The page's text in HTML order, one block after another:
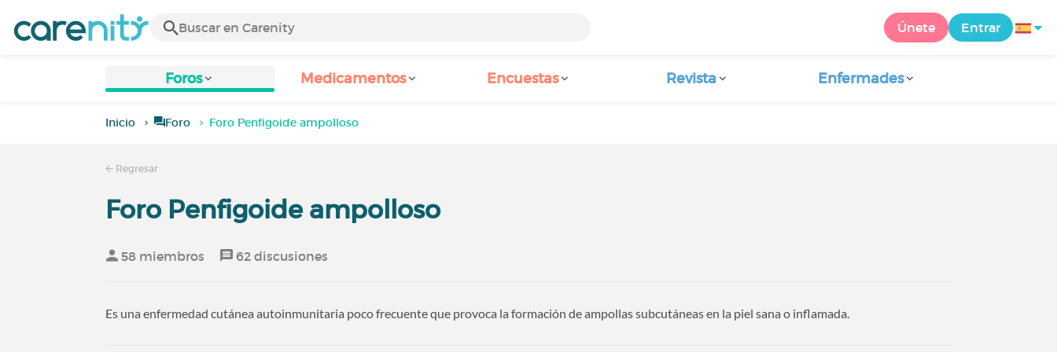
Únete Entrar
Foros Medicamentos Encuestas Revista Enfermades
Inicio Foro Foro Penfigoide ampolloso
Regresar
Foro Penfigoide ampolloso
58 miembros 62 discusiones
Es una enfermedad cutánea autoinmunitaria poco frecuente que provoca la formación de ampollas subcutáneas en la piel sana o inflamada.